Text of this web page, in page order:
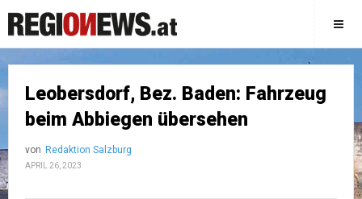
Leobersdorf, Bez. Baden: Fahrzeug
beim Abbiegen übersehen
von Redaktion Salzburg
APRIL 26, 2023